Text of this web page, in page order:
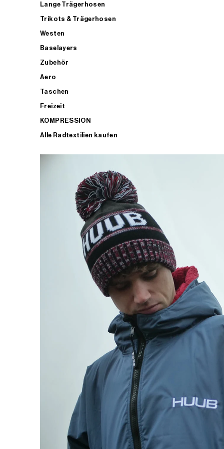
Lange Trägerhosen
Trikots & Trägerhosen
Westen
Baselayers
Zubehör
Aero
Taschen
Freizeit
KOMPRESSION
Alle Radtextilien kaufen